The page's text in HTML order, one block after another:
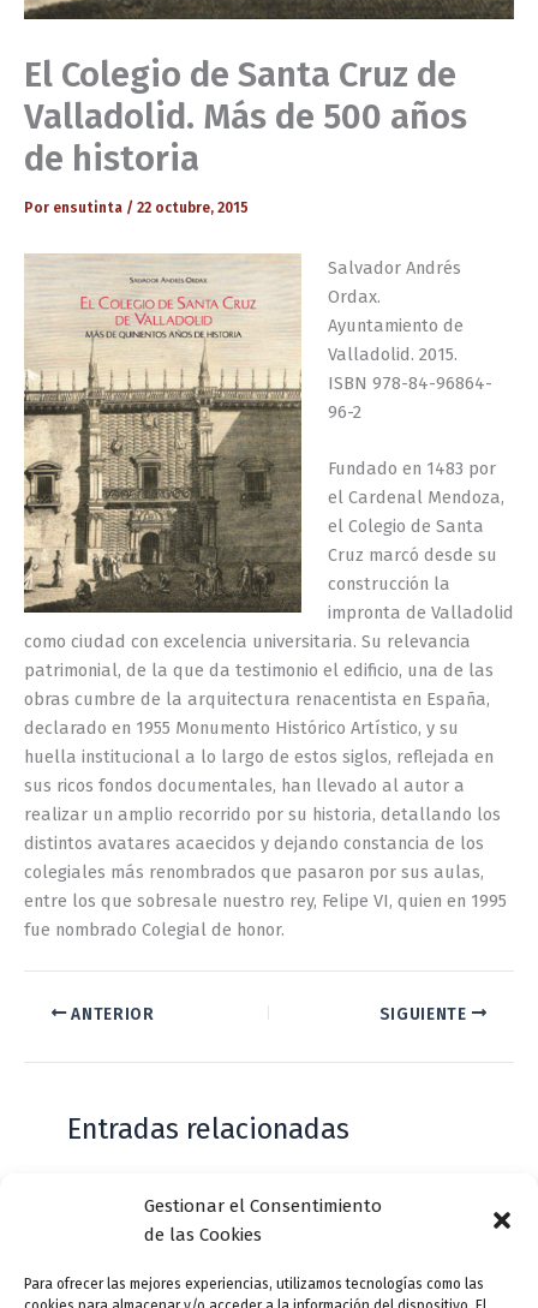
Gestionar el Consentimiento
de las Cookies
Para ofrecer las mejores experiencias, utilizamos tecnologías como las
El Colegio de Santa Cruz de
Valladolid. Más de 500 años
de historia
Por ensutinta / 22 octubre, 2015
Salvador Andrés
Ordax.
Ayuntamiento de
Valladolid. 2015.
ISBN 978-84-96864-
96-2
Fundado en 1483 por
el Cardenal Mendoza,
el Colegio de Santa
Cruz marcó desde su
construcción la
impronta de Valladolid
como ciudad con excelencia universitaria. Su relevancia
patrimonial, de la que da testimonio el edificio, una de las
obras cumbre de la arquitectura renacentista en España,
declarado en 1955 Monumento Histórico Artístico, y su
huella institucional a lo largo de estos siglos, reflejada en
sus ricos fondos documentales, han llevado al autor a
realizar un amplio recorrido por su historia, detallando los
distintos avatares acaecidos y dejando constancia de los
colegiales más renombrados que pasaron por sus aulas,
entre los que sobresale nuestro rey, Felipe VI, quien en 1995
fue nombrado Colegial de honor.
ANTERIOR SIGUIENTE
Entradas relacionadas
Casa de Zorrilla conmemorarán el 168
aniversario del estreno de Don Juan
Tenorio